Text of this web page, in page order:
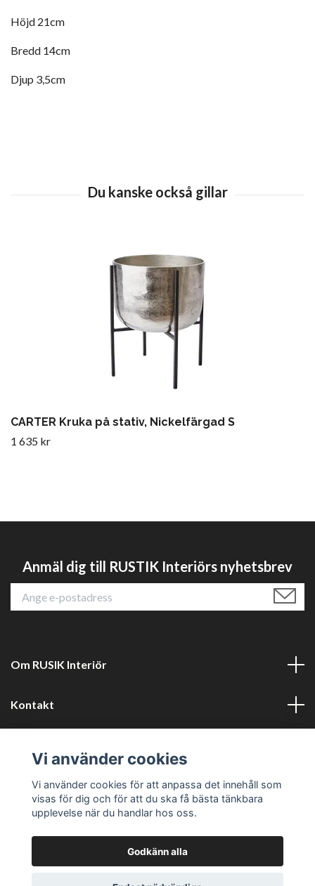
Höjd 21cm
Bredd 14cm
Djup 3,5cm
CARTER Kruka på stativ, Nickelfärgad S
1 635 kr
Anmäl dig till RUSTIK Interiörs nyhetsbrev
Om RUSIK Interiör
Kontakt
Sociala medier
© 2026 RUSTIK Interiör Powered by Quickbutik
Vi använder cookies
Vi använder cookies för att anpassa det innehåll som
visas för dig och för att du ska få bästa tänkbara
upplevelse när du handlar hos oss.
Godkänn alla